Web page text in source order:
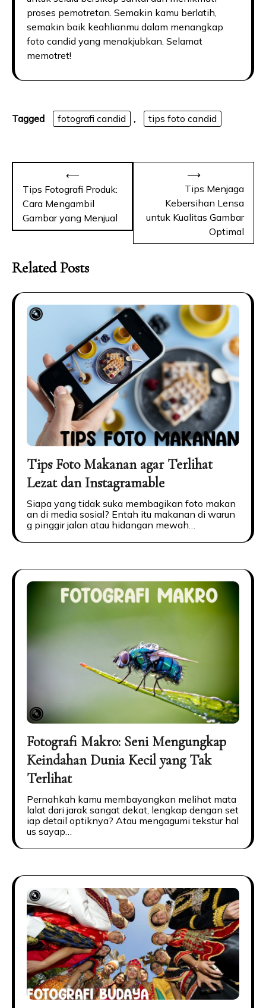
proses pemotretan. Semakin kamu berlatih,
semakin baik keahlianmu dalam menangkap
foto candid yang menakjubkan. Selamat
memotret!
Tagged fotografi candid , tips foto candid
pos
⟵
Tips Fotografi Produk:
Cara Mengambil
Gambar yang Menjual
Tips Menjaga
Kebersihan Lensa
untuk Kualitas Gambar
Optimal
⟶
Related Posts
Tips Foto Makanan agar Terlihat
Lezat dan Instagramable
Siapa yang tidak suka membagikan foto makan
an di media sosial? Entah itu makanan di warun
g pinggir jalan atau hidangan mewah…
Fotografi Makro: Seni Mengungkap
Keindahan Dunia Kecil yang Tak
Terlihat
Pernahkah kamu membayangkan melihat mata
lalat dari jarak sangat dekat, lengkap dengan set
iap detail optiknya? Atau mengagumi tekstur hal
us sayap…